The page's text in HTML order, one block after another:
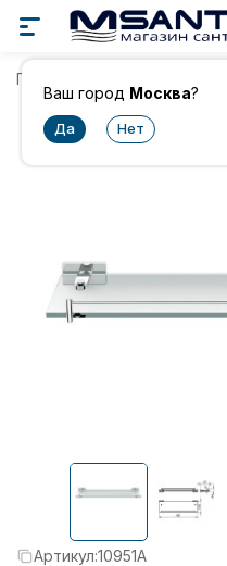
Ваш город Москва?
Главная Аксессуары
Артикул:10951A